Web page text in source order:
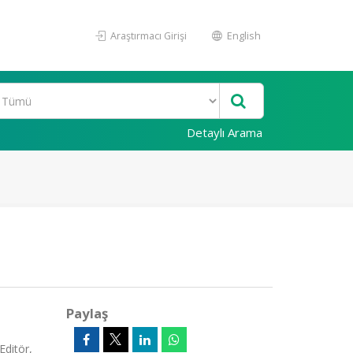
Araştırmacı Girişi English
Detaylı Arama
Paylaş